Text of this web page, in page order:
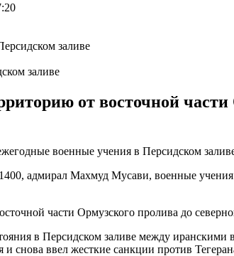
заливе
от восточной
военные учения в Персидском
адмирал Махмуд Мусави, военные
части Ормузского пролива до
в Персидском заливе между
снова ввел жесткие санкции против